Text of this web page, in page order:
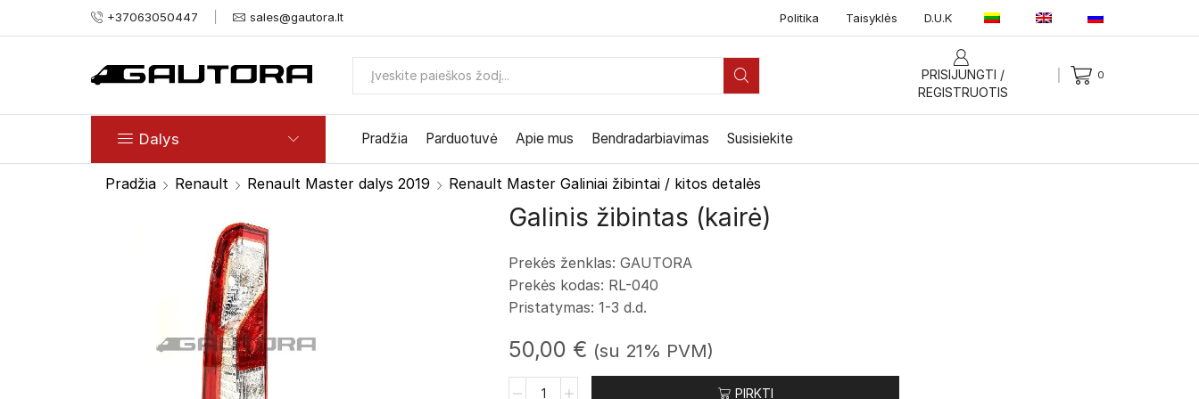
+37063050447 sales@gautora.lt Politika Taisyklės D.U.K
PRISIJUNGTI /
REGISTRUOTIS
0
Dalys Pradžia Parduotuvė Apie mus Bendradarbiavimas Susisiekite
Pradžia Renault Renault Master dalys 2019 Renault Master Galiniai žibintai / kitos detalės
Galinis žibintas (kairė)
Prekės ženklas: GAUTORA
Prekės kodas: RL-040
Pristatymas: 1-3 d.d.
50,00 € (su 21% PVM)
produkto
PIRKTI